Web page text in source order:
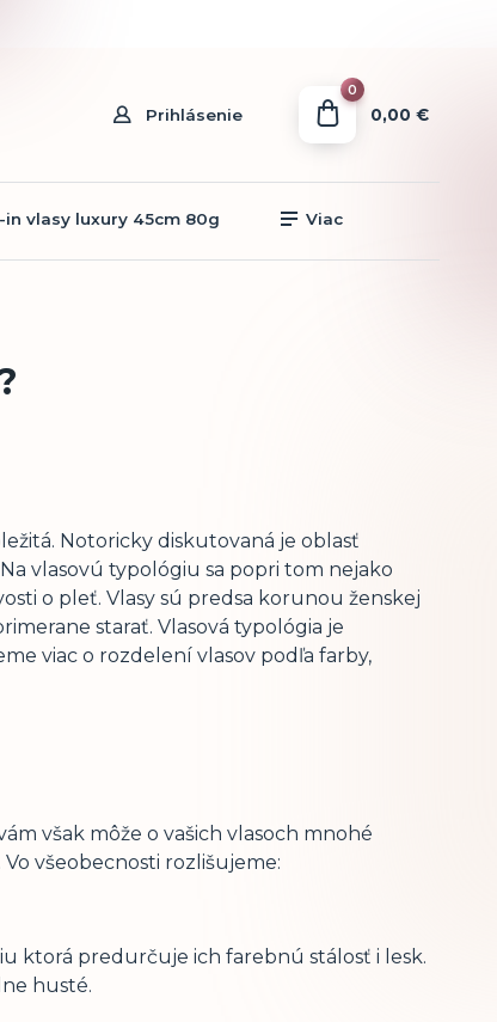
Prihlásenie
0
0,00 €
in vlasy luxury 45cm 80g Viac
Notoricky diskutovaná je oblasť
vlasovú typológiu sa popri tom nejako
o pleť. Vlasy sú predsa korunou ženskej
starať. Vlasová typológia je
viac o rozdelení vlasov podľa farby,
však môže o vašich vlasoch mnohé
všeobecnosti rozlišujeme:
ktorá predurčuje ich farebnú stálosť i lesk.
husté.